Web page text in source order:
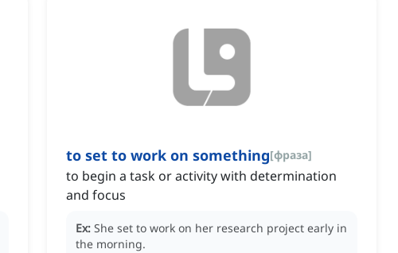
to set to work on something[фраза]
to begin a task or activity with determination
and focus
Ex: She set to work on her research project early in
the morning.